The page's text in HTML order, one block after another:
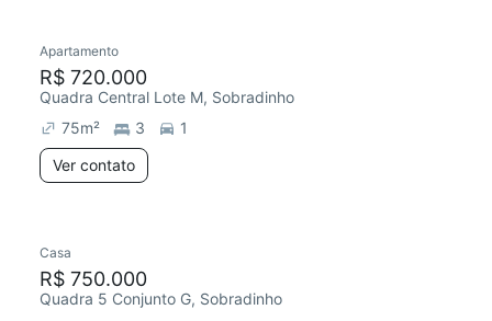
Redecorar
Apartamento
R$ 720.000
Quadra Central Lote M, Sobradinho
75m² 3
1
Ver contato
Casa
R$ 750.000
Quadra 5 Conjunto G, Sobradinho